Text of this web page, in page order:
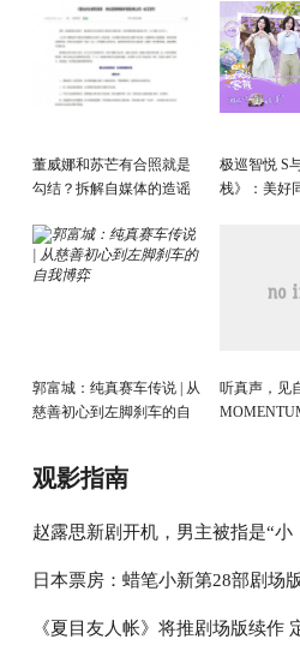
董威娜和苏芒有合照就是
勾结？拆解自媒体的造谣
极巡智悦 S
栈》：美好
郭富城：纯真赛车传说 | 从
慈善初心到左脚刹车的自
听真声，见
观影指南
赵露思新剧开机，男主被指是“小
透明”，女二竟是“林有有”？
日本票房：蜡笔小新第28部剧场版
上映首周夺冠
《夏目友人帐》将推剧场版续作